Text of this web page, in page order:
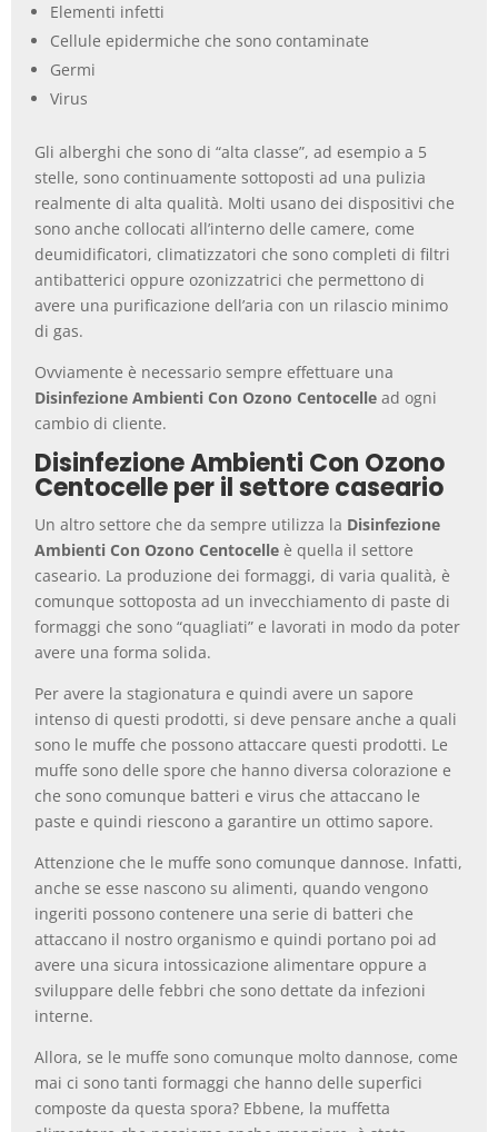
Elementi infetti
Cellule epidermiche che sono contaminate
Germi
Virus
Gli alberghi che sono di “alta classe”, ad esempio a 5
stelle, sono continuamente sottoposti ad una pulizia
realmente di alta qualità. Molti usano dei dispositivi che
sono anche collocati all’interno delle camere, come
deumidificatori, climatizzatori che sono completi di filtri
antibatterici oppure ozonizzatrici che permettono di
avere una purificazione dell’aria con un rilascio minimo
di gas.
Ovviamente è necessario sempre effettuare una
Disinfezione Ambienti Con Ozono Centocelle ad ogni
cambio di cliente.
Disinfezione Ambienti Con Ozono
Centocelle per il settore caseario
Un altro settore che da sempre utilizza la Disinfezione
Ambienti Con Ozono Centocelle è quella il settore
caseario. La produzione dei formaggi, di varia qualità, è
comunque sottoposta ad un invecchiamento di paste di
formaggi che sono “quagliati” e lavorati in modo da poter
avere una forma solida.
Per avere la stagionatura e quindi avere un sapore
intenso di questi prodotti, si deve pensare anche a quali
sono le muffe che possono attaccare questi prodotti. Le
muffe sono delle spore che hanno diversa colorazione e
che sono comunque batteri e virus che attaccano le
paste e quindi riescono a garantire un ottimo sapore.
Attenzione che le muffe sono comunque dannose. Infatti,
anche se esse nascono su alimenti, quando vengono
ingeriti possono contenere una serie di batteri che
attaccano il nostro organismo e quindi portano poi ad
avere una sicura intossicazione alimentare oppure a
sviluppare delle febbri che sono dettate da infezioni
interne.
Allora, se le muffe sono comunque molto dannose, come
mai ci sono tanti formaggi che hanno delle superfici
composte da questa spora? Ebbene, la muffetta